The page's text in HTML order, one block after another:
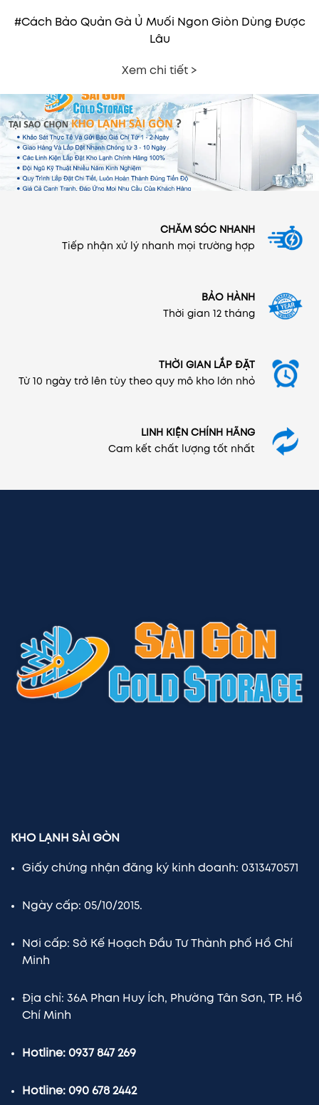
#Cách Bảo Quản Gà Ủ Muối Ngon Giòn Dùng Được
Lâu
Xem chi tiết >
CHĂM SÓC NHANH
Tiếp nhận xử lý nhanh mọi trường hợp
BẢO HÀNH
Thời gian 12 tháng
THỜI GIAN LẮP ĐẶT
Từ 10 ngày trở lên tùy theo quy mô kho lớn nhỏ
LINH KIỆN CHÍNH HÃNG
Cam kết chất lượng tốt nhất
KHO LẠNH SÀI GÒN
Giấy chứng nhận đăng ký kinh doanh: 0313470571
Ngày cấp: 05/10/2015.
Nơi cấp: Sở Kế Hoạch Đầu Tư Thành phố Hồ Chí
Minh
Địa chỉ: 36A Phan Huy Ích, Phường Tân Sơn, TP. Hồ
Chí Minh
Hotline: 0937 847 269
Hotline: 090 678 2442